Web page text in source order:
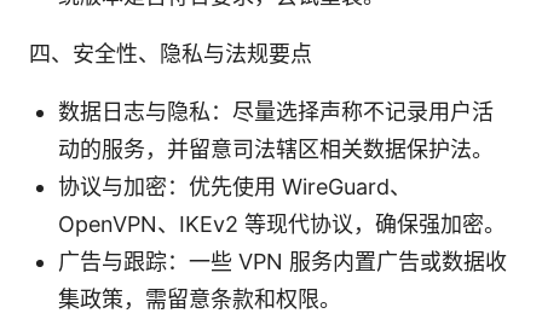
四、安全性、隐私与法规要点
数据日志与隐私：尽量选择声称不记录用户活
动的服务，并留意司法辖区相关数据保护法。
协议与加密：优先使用 WireGuard、
OpenVPN、IKEv2 等现代协议，确保强加密。
广告与跟踪：一些 VPN 服务内置广告或数据收
集政策，需留意条款和权限。